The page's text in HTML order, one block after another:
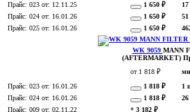
Прайс: 023 от: 12.11.25 1 650 ₽
Прайс: 024 от: 16.01.26 1 650 ₽
Прайс: 025 от: 16.01.26 1 650 ₽
WK 9059 MANN
(AFTERMARKET)
от 1 818 ₽
Прайс: 023 от: 16.01.26 1 818 ₽ 1
Прайс: 024 от: 16.01.26 1 818 ₽
Прайс: 009 от: 02.11.22 * 3 182 ₽